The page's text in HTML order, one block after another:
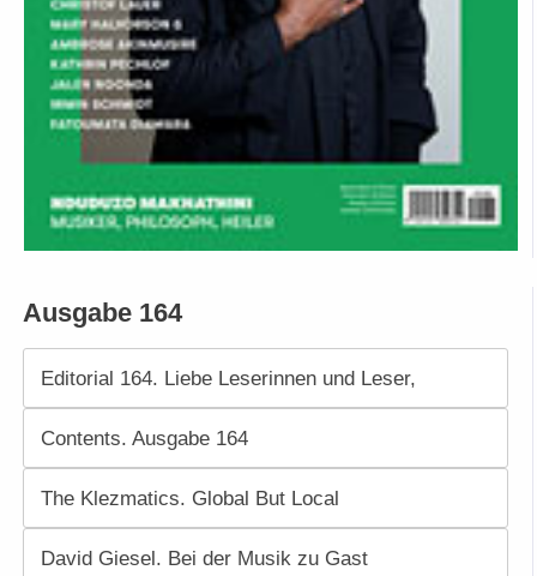
Ausgabe 164
Editorial 164. Liebe Leserinnen und Leser,
Contents. Ausgabe 164
The Klezmatics. Global But Local
David Giesel. Bei der Musik zu Gast